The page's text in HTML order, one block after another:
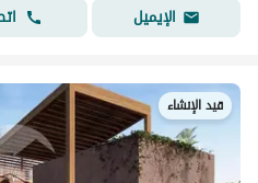
الإيميل
قيد الإنشاء